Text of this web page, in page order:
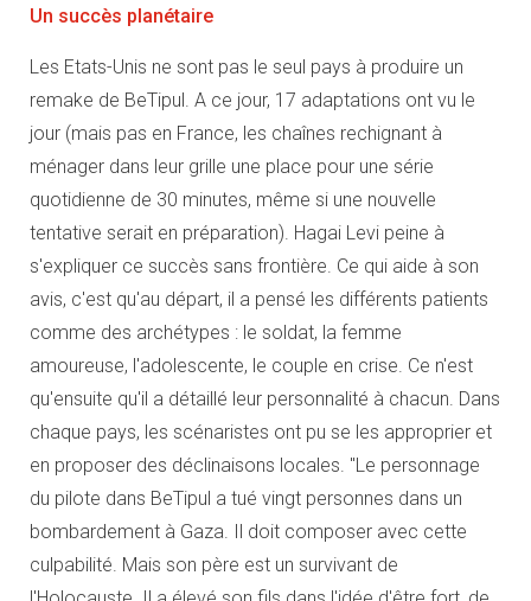
Un succès planétaire
Les Etats-Unis ne sont pas le seul pays à produire un
remake de BeTipul. A ce jour, 17 adaptations ont vu le
jour (mais pas en France, les chaînes rechignant à
ménager dans leur grille une place pour une série
quotidienne de 30 minutes, même si une nouvelle
tentative serait en préparation). Hagai Levi peine à
s'expliquer ce succès sans frontière. Ce qui aide à son
avis, c'est qu'au départ, il a pensé les différents patients
comme des archétypes : le soldat, la femme
amoureuse, l'adolescente, le couple en crise. Ce n'est
qu'ensuite qu'il a détaillé leur personnalité à chacun. Dans
chaque pays, les scénaristes ont pu se les approprier et
en proposer des déclinaisons locales. "Le personnage
du pilote dans BeTipul a tué vingt personnes dans un
bombardement à Gaza. Il doit composer avec cette
culpabilité. Mais son père est un survivant de